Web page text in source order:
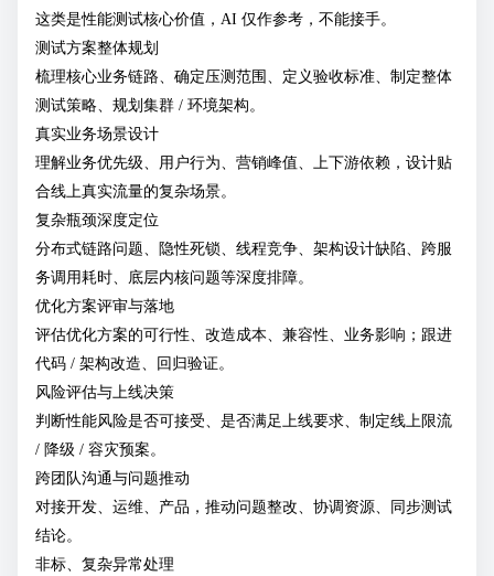
这类是性能测试核心价值，AI 仅作参考，不能接手。
测试方案整体规划
梳理核心业务链路、确定压测范围、定义验收标准、制定整体
测试策略、规划集群 / 环境架构。
真实业务场景设计
理解业务优先级、用户行为、营销峰值、上下游依赖，设计贴
合线上真实流量的复杂场景。
复杂瓶颈深度定位
分布式链路问题、隐性死锁、线程竞争、架构设计缺陷、跨服
务调用耗时、底层内核问题等深度排障。
优化方案评审与落地
评估优化方案的可行性、改造成本、兼容性、业务影响；跟进
代码 / 架构改造、回归验证。
风险评估与上线决策
判断性能风险是否可接受、是否满足上线要求、制定线上限流
/ 降级 / 容灾预案。
跨团队沟通与问题推动
对接开发、运维、产品，推动问题整改、协调资源、同步测试
结论。
非标、复杂异常处理